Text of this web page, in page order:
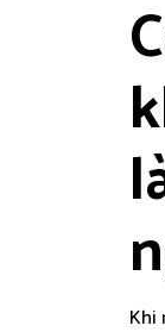
Khi